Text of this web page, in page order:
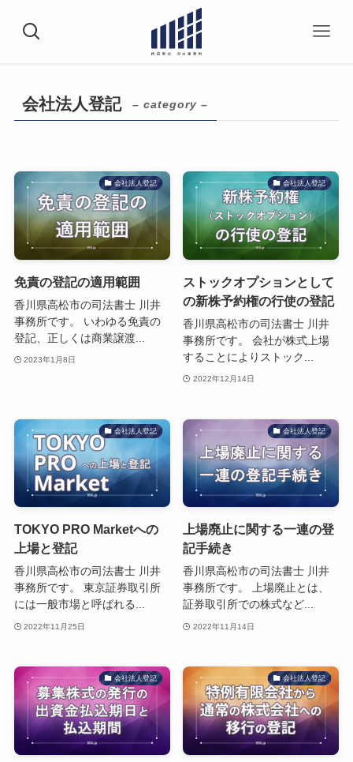
会社法人登記 – category –
会社法人登記
免責の登記の適用範囲
香川県高松市の司法書士 川井
事務所です。 いわゆる免責の
登記、正しくは商業譲渡...
2023年1月8日
会社法人登記
ストックオプションとして
の新株予約権の行使の登記
香川県高松市の司法書士 川井
事務所です。 会社が株式上場
することによりストック...
2022年12月14日
会社法人登記
TOKYO PRO Marketへの
上場と登記
香川県高松市の司法書士 川井
事務所です。 東京証券取引所
には一般市場と呼ばれる...
2022年11月25日
会社法人登記
上場廃止に関する一連の登
記手続き
香川県高松市の司法書士 川井
事務所です。 上場廃止とは、
証券取引所での株式など...
2022年11月14日
会社法人登記 会社法人登記